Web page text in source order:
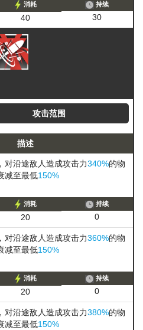
消耗
40
持续
30
攻击范围
描述
对沿途敌人造成攻击力340%的物
减至最低150%
消耗
20
持续
0
对沿途敌人造成攻击力360%的物
减至最低150%
消耗
20
持续
0
对沿途敌人造成攻击力380%的物
减至最低150%